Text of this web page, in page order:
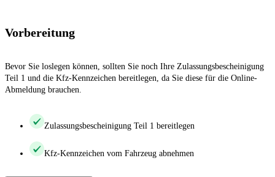
Vorbereitung
Bevor Sie loslegen können, sollten Sie noch Ihre Zulassungsbescheinigung
Teil 1 und die Kfz-Kennzeichen bereitlegen, da Sie diese für die Online-
Abmeldung brauchen.
Zulassungsbescheinigung Teil 1 bereitlegen
Kfz-Kennzeichen vom Fahrzeug abnehmen